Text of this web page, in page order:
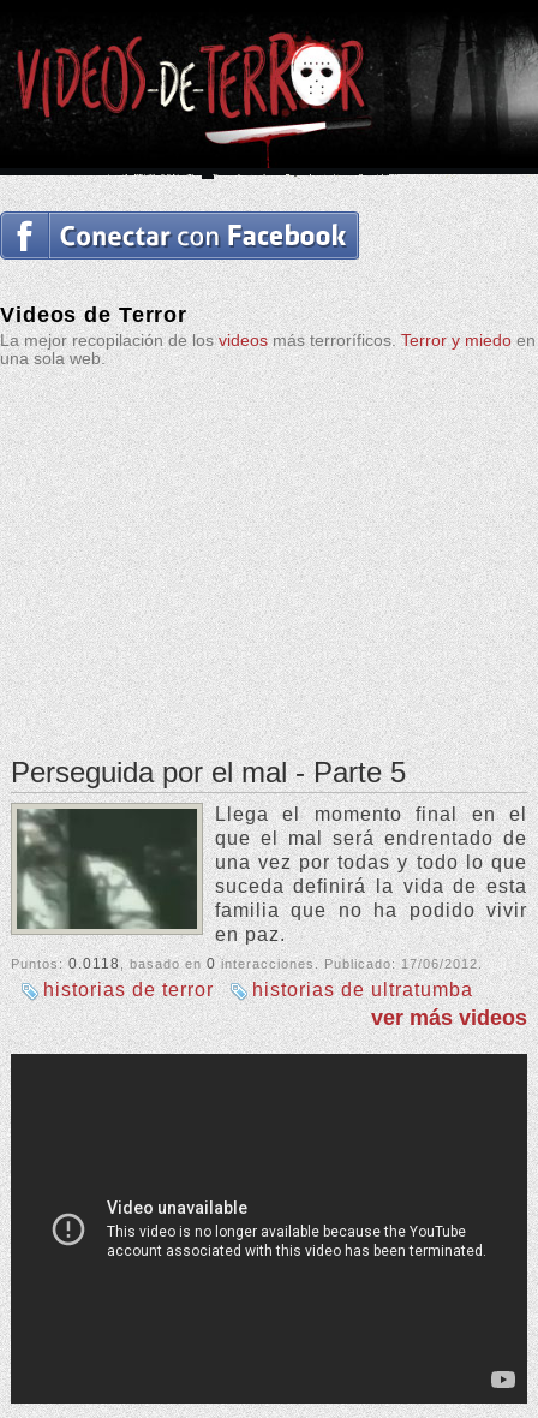
Videos de Terror
La mejor recopilación de losvideosmás terroríficos.Terror y miedoen
una sola web.
Perseguida por el mal - Parte 5
Llega el momento final en el
que el mal será endrentado de
una vez por todas y todo lo que
suceda definirá la vida de esta
familia que no ha podido vivir
en paz.
Puntos: 0.0118, basado en0 interacciones. Publicado:17/06/2012.
historias de terror historias de ultratumba
ver más videos